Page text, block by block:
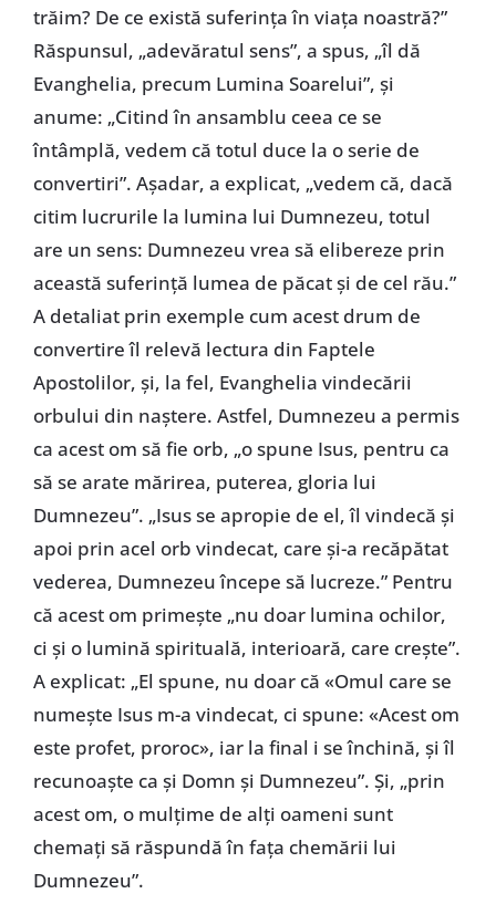
trăim? De ce există suferința în viața noastră?”
Răspunsul, „adevăratul sens”, a spus, „îl dă
Evanghelia, precum Lumina Soarelui”, și
anume: „Citind în ansamblu ceea ce se
întâmplă, vedem că totul duce la o serie de
convertiri”. Așadar, a explicat, „vedem că, dacă
citim lucrurile la lumina lui Dumnezeu, totul
are un sens: Dumnezeu vrea să elibereze prin
această suferință lumea de păcat și de cel rău.”
A detaliat prin exemple cum acest drum de
convertire îl relevă lectura din Faptele
Apostolilor, și, la fel, Evanghelia vindecării
orbului din naștere. Astfel, Dumnezeu a permis
ca acest om să fie orb, „o spune Isus, pentru ca
să se arate mărirea, puterea, gloria lui
Dumnezeu”. „Isus se apropie de el, îl vindecă și
apoi prin acel orb vindecat, care și-a recăpătat
vederea, Dumnezeu începe să lucreze.” Pentru
că acest om primește „nu doar lumina ochilor,
ci și o lumină spirituală, interioară, care crește”.
A explicat: „El spune, nu doar că «Omul care se
numește Isus m-a vindecat, ci spune: «Acest om
este profet, proroc», iar la final i se închină, și îl
recunoaște ca și Domn și Dumnezeu”. Și, „prin
acest om, o mulțime de alți oameni sunt
chemați să răspundă în fața chemării lui
Dumnezeu”.